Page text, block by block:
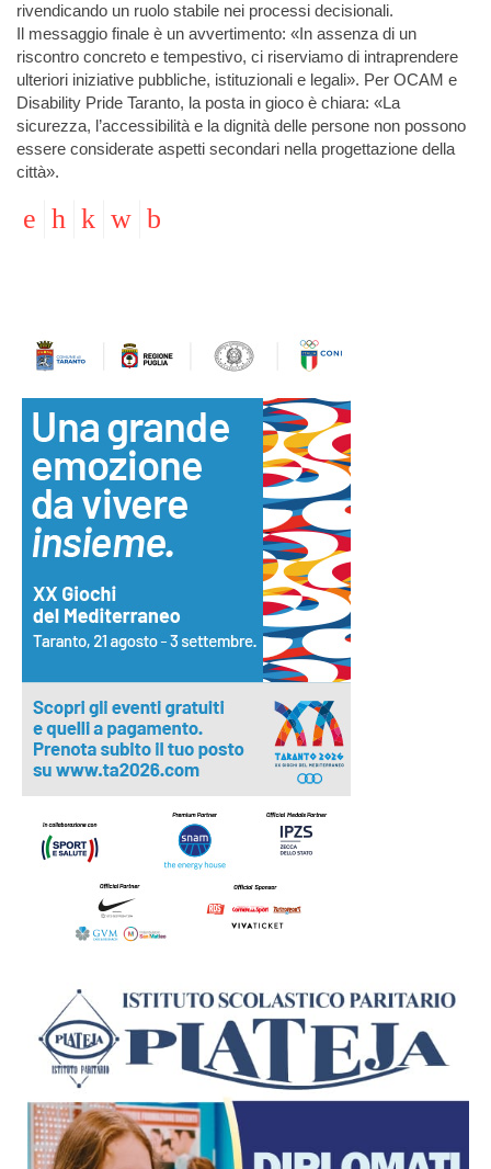
rivendicando un ruolo stabile nei processi decisionali.
Il messaggio finale è un avvertimento: «In assenza di un
riscontro concreto e tempestivo, ci riserviamo di intraprendere
ulteriori iniziative pubbliche, istituzionali e legali». Per OCAM e
Disability Pride Taranto, la posta in gioco è chiara: «La
sicurezza, l’accessibilità e la dignità delle persone non possono
essere considerate aspetti secondari nella progettazione della
città».